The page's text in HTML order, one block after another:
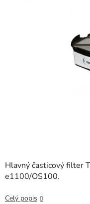
Hlavný časticový filter
e1100/OS100.
Celý popis